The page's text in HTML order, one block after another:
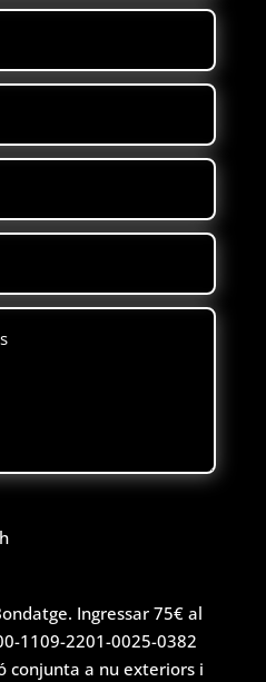
Ingressar 75€ al
1109-2201-0025-0382
conjunta a nu exteriors i